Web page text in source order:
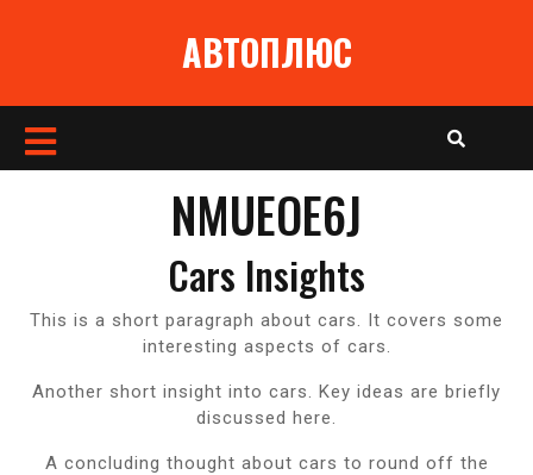
АВТОПЛЮС
Кнопка
NMUEOE6J
Cars Insights
This is a short paragraph about cars. It covers some
interesting aspects of cars.
Another short insight into cars. Key ideas are briefly
discussed here.
A concluding thought about cars to round off the